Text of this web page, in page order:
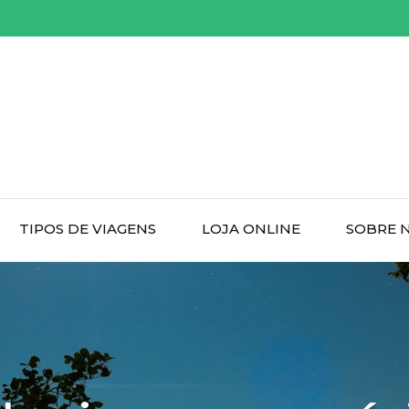
TIPOS DE VIAGENS LOJA ONLINE SOBRE